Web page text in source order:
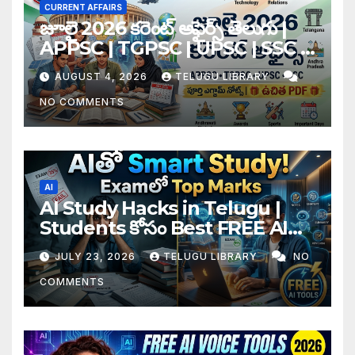
CURRENT AFFAIRS
జూలై 2026 కరెంట్ అఫైర్స్ తెలుగు |
APPSC | TGPSC | UPSC | SSC |
Banking Exam Notes
AUGUST 4, 2026 TELUGU LIBRARY
NO COMMENTS
AI
AI Study Hacks in Telugu |
Students కోసం Best FREE AI
Tools & Smart Study Tips
(2026)
JULY 23, 2026 TELUGU LIBRARY NO
COMMENTS